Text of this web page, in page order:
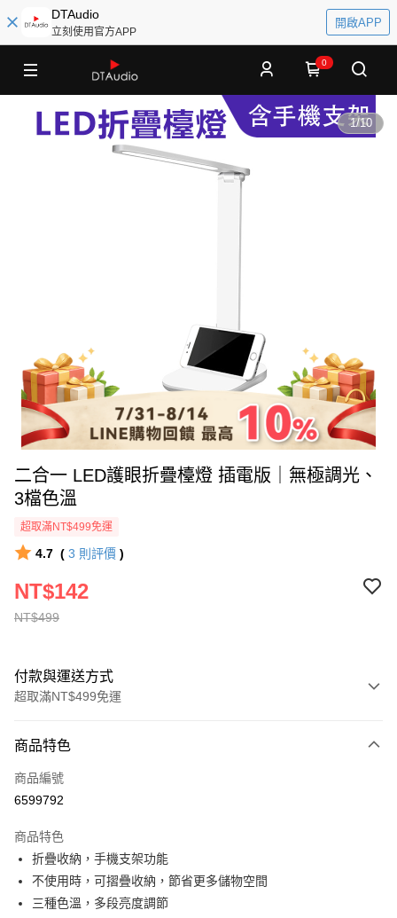
DTAudio
立刻使用官方APP
開啟APP
0
1/10
二合一 LED護眼折疊檯燈 插電版｜無極調光、
3檔色溫
超取滿NT$499免運
4.7 ( 3 則評價 )
NT$499
NT$142
付款與運送方式
超取滿NT$499免運
信用卡一次付款
超商取貨付款
Apple Pay
街口支付
商品特色
商品編號
6599792
商品特色
折疊收納，手機支架功能
不使用時，可摺疊收納，節省更多儲物空間
三種色溫，多段亮度調節